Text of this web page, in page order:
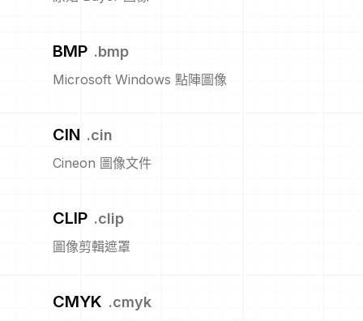
BMP .bmp
Microsoft Windows 點陣圖像
CIN .cin
Cineon 圖像文件
CLIP .clip
圖像剪輯遮罩
CMYK .cmyk